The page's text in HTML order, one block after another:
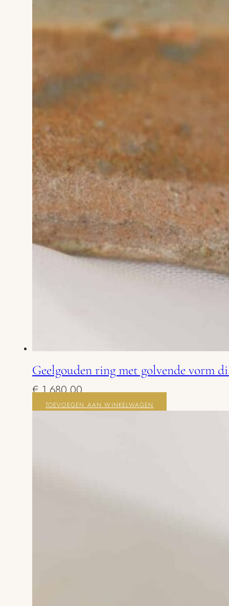
Geelgouden ring met golvende vorm
€1.680,00
TOEVOEGEN AAN WINKELWAGEN